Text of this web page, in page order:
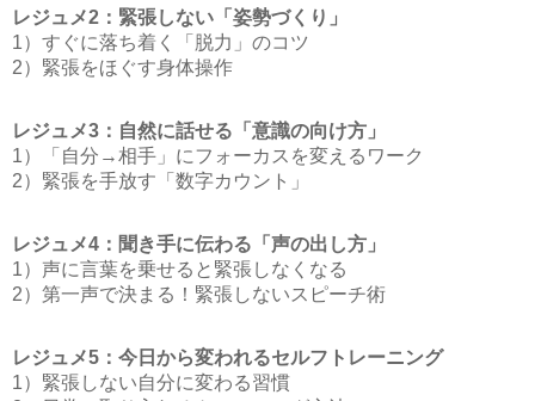
レジュメ2：緊張しない「姿勢づくり」
1）すぐに落ち着く「脱力」のコツ
2）緊張をほぐす身体操作
レジュメ3：自然に話せる「意識の向け方」
1）「自分→相手」にフォーカスを変えるワーク
2）緊張を手放す「数字カウント」
レジュメ4：聞き手に伝わる「声の出し方」
1）声に言葉を乗せると緊張しなくなる
2）第一声で決まる！緊張しないスピーチ術
レジュメ5：今日から変われるセルフトレーニング
1）緊張しない自分に変わる習慣